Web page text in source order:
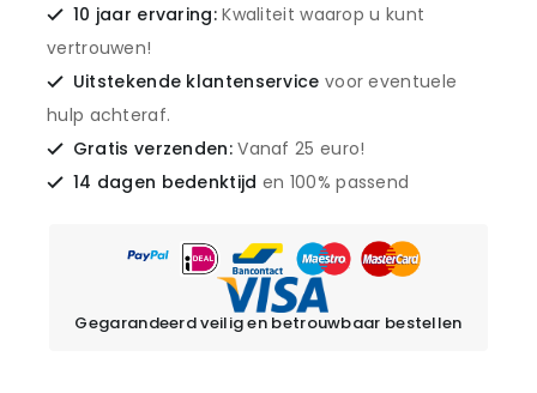
10 jaar ervaring:Kwaliteit waarop u kunt
vertrouwen!
Uitstekende klantenservice voor eventuele
hulp achteraf.
Gratis verzenden:Vanaf 25 euro!
14 dagen bedenktijd en 100% passend
Gegarandeerd veilig en betrouwbaar bestellen